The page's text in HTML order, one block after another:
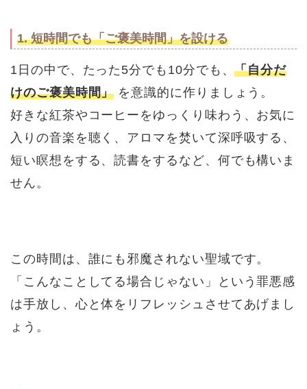
1. 短時間でも「ご褒美時間」を設ける
1日の中で、たった5分でも10分でも、「自分だ
けのご褒美時間」 を意識的に作りましょう。
好きな紅茶やコーヒーをゆっくり味わう、お気に
入りの音楽を聴く、アロマを焚いて深呼吸する、
短い瞑想をする、読書をするなど、何でも構いま
せん。
この時間は、誰にも邪魔されない聖域です。
「こんなことしてる場合じゃない」という罪悪感
は手放し、心と体をリフレッシュさせてあげまし
ょう。